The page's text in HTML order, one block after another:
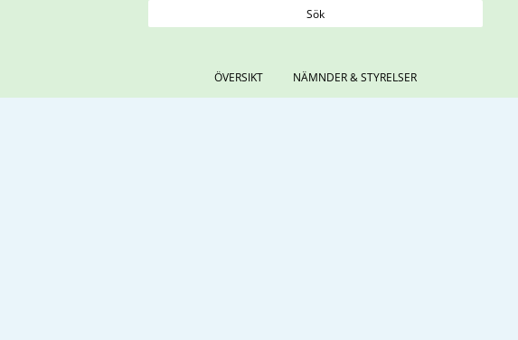
Sök
ÖVERSIKT NÄMNDER & STYRELSER